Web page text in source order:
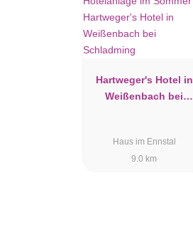
Hartweger's Hotel in
Weißenbach bei
Haus im Ennstal
9.0 km